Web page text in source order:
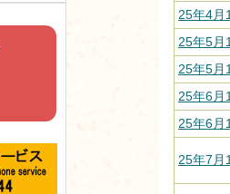
25年4月
25年5月
25年5月
25年6月
25年6月
25年7月